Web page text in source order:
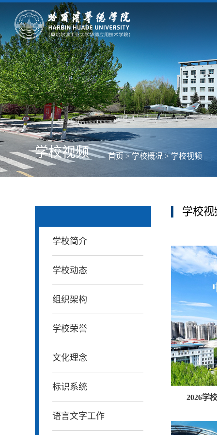
学校视频 首页 > 学校概况 >学校视频
学校简介
学校动态
组织架构
学校荣誉
文化理念
标识系统
语言文字工作
学校视
2026学